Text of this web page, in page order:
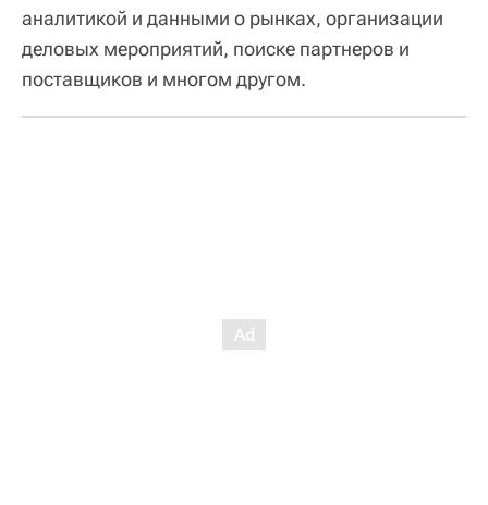
аналитикой и данными о рынках, организации
деловых мероприятий, поиске партнеров и
поставщиков и многом другом.